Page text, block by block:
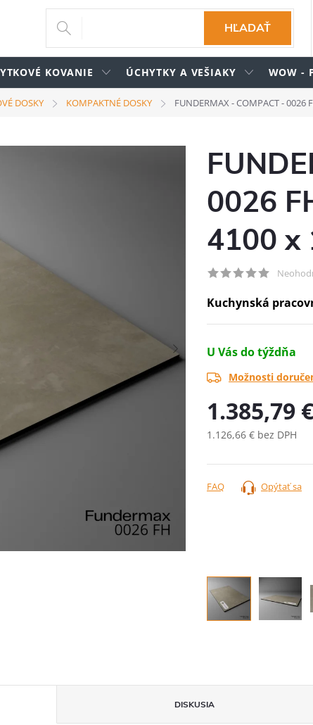
HĽADAŤ
KOVANIE ÚCHYTKY A VEŠIAKY WOW -
DOSKY KOMPAKTNÉ DOSKY FUNDERMAX - COMPACT -
0026
4100 x
Kuchynská
U Vás do týždňa
Možnosti
1.385,79 €
1.126,66 € bez DPH
cena:
Opýtať sa
FAQ
DISKUSIA